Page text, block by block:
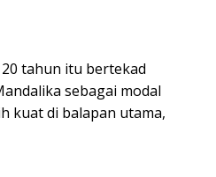
tahun itu bertekad
sebagai modal
kuat di balapan utama,